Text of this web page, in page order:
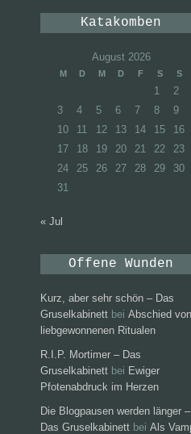
Katakomben
August 2026
M D M D F S S
1
2
3
4 5 6 7 8
9
10
11 12 13 14 15
16
17
18 19 20 21 22
23
24
25 26 27 28 29
30
31
« Jul
Offene Wunden
Kurz, aber sehr schön – Das
Gruselkabinett bei Abschied von
liebgewonnenen Ritualen
R.I.P. Mortimer – Das
Gruselkabinett bei Ewiger
Pfotenabdruck im Herzen
Die Blogpausen werden länger –
Das Gruselkabinett bei Als